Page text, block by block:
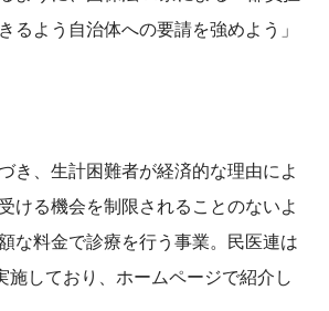
るよう自治体への要請を強めよう」
き、生計困難者が経済的な理由によ
ける機会を制限されることのないよ
な料金で診療を行う事業。民医連は
施しており、ホームページで紹介し